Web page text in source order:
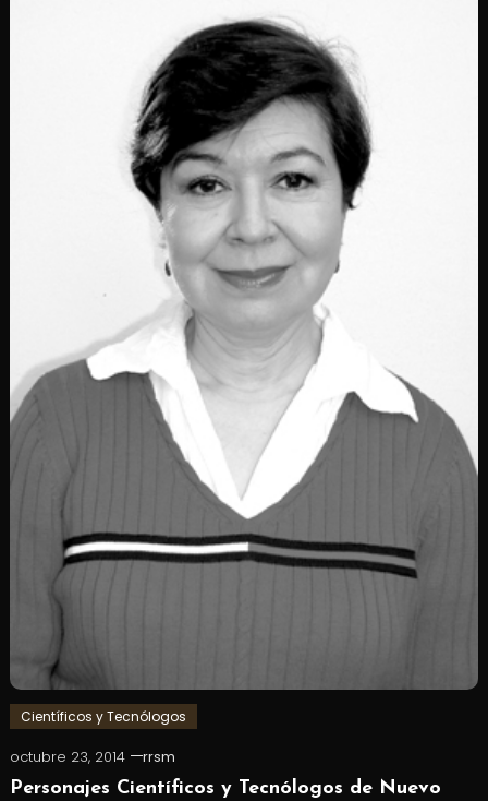
Científicos y Tecnólogos
octubre 23, 2014
rrsm
Personajes Científicos y Tecnólogos de Nuevo